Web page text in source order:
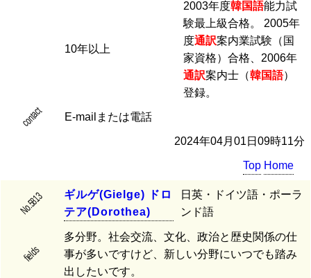
10年以上
2003年度韓国語能力試
験最上級合格。 2005年
度通訳案内業試験（国
家資格）合格、2006年
通訳案内士（韓国語）
登録。
contact E-mailまたは電話
2024年04月01日09時11分
Top Home
No.5813 ギルゲ(Gie ge) ド ロ
テア( Dorot hea)
日英・ドイツ語・ポーラ
ンド語
fields
多分野。社会交流、文化、政治と歴史関係の仕
事が多いですけど、新しい分野にいつでも踏み
出したいです。